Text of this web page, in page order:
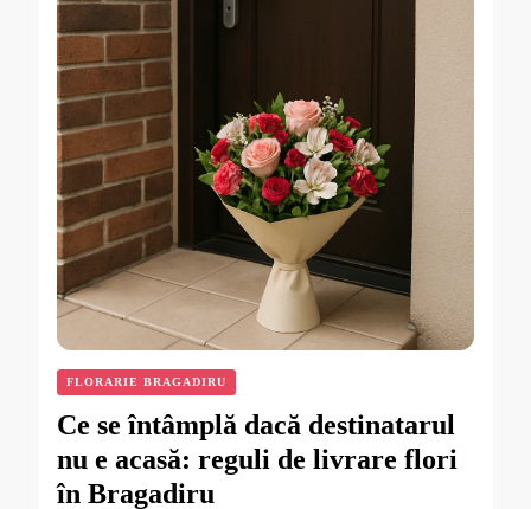
FLORARIE BRAGADIRU
Ce se întâmplă dacă destinatarul
nu e acasă: reguli de livrare flori
în Bragadiru